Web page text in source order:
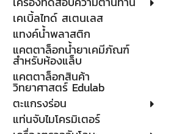
เคเบิ้ลไทด์ สเตนเลส
แทงค์น้ำพลาสติก
แคตตาล็อกน้ำยาเคมีภัณฑ์
สำหรับห้องแล็บ
แคตตาล็อกสินค้า
วิทยาศาสตร์ Edulab
ตะแกรงร่อน
แท่นจับไมโครมิเตอร์